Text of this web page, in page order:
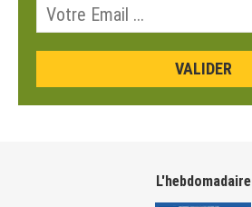
L'hebdomadaire